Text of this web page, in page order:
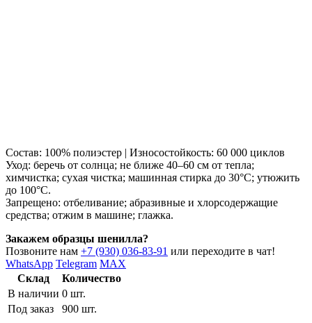
Состав: 100% полиэстер | Износостойкость: 60 000 циклов
Уход: беречь от солнца; не ближе 40–60 см от тепла;
химчистка; сухая чистка; машинная стирка до 30°C; утюжить
до 100°C.
Запрещено: отбеливание; абразивные и хлорсодержащие
средства; отжим в машине; глажка.
Закажем образцы шенилла?
Позвоните нам +7 (930) 036-83-91 или переходите в чат!
WhatsApp Telegram MAX
Склад
Количество
В наличии 0 шт.
Под заказ
900 шт.